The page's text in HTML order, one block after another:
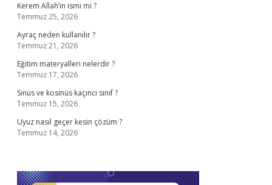
Kerem Allah’ın ismi mi ?
Temmuz 25, 2026
Ayraç neden kullanılır ?
Temmuz 21, 2026
Eğitim materyalleri nelerdir ?
Temmuz 17, 2026
Sinüs ve kosinüs kaçıncı sınıf ?
Temmuz 15, 2026
Uyuz nasıl geçer kesin çözüm ?
Temmuz 14, 2026